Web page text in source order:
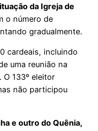
da Igreja de
o número de
gradualmente.
cardeais, incluindo
uma reunião na
133º eleitor
não participou
e outro do Quênia,